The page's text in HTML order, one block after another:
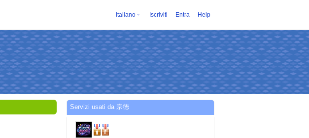
Italiano Iscriviti Entra Help
Servizi usati da 宗徳